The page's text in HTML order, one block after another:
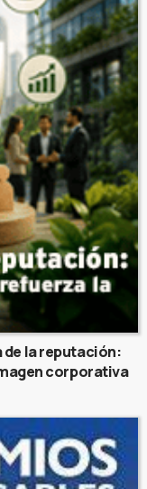
de la reputación:
corporativa